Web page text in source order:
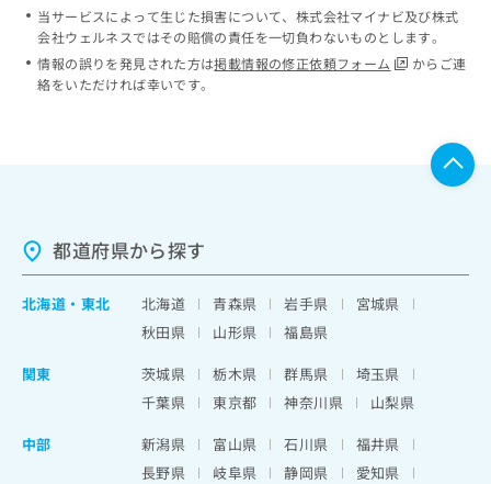
当サービスによって生じた損害について、株式会社マイナビ及び株式
会社ウェルネスではその賠償の責任を一切負わないものとします。
情報の誤りを発見された方は掲載情報の修正依頼フォーム
からご連
絡をいただければ幸いです。
都道府県から探す
北海道 ・ 東北 北海道 青森県 岩手県
宮城県
秋田県
山形県
福島県
関東
茨城県 栃木県 群馬県
埼玉県
千葉県
東京都 神奈川県
山梨県
中部
新潟県 富山県 石川県
福井県
長野県
岐阜県 静岡県
愛知県